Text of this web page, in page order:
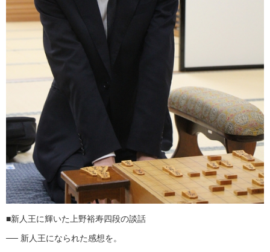
■新人王に輝いた上野裕寿四段の談話
── 新人王になられた感想を。